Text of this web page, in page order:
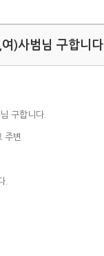
)사범님 구합니다.
구합니다.
주변
.